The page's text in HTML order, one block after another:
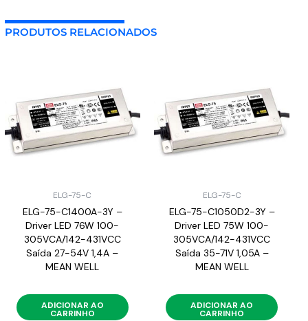
PRODUTOS RELACIONADOS
ELG-75-C
ELG-75-C1400A-3Y –
Driver LED 76W 100-
305VCA/142-431VCC
Saída 27-54V 1,4A –
MEAN WELL
ADICIONAR AO
CARRINHO
ELG-75-C
ELG-75-C1050D2-3Y –
Driver LED 75W 100-
305VCA/142-431VCC
Saída 35-71V 1,05A –
MEAN WELL
ADICIONAR AO
CARRINHO